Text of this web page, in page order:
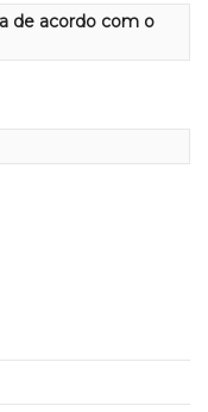
de acordo com o